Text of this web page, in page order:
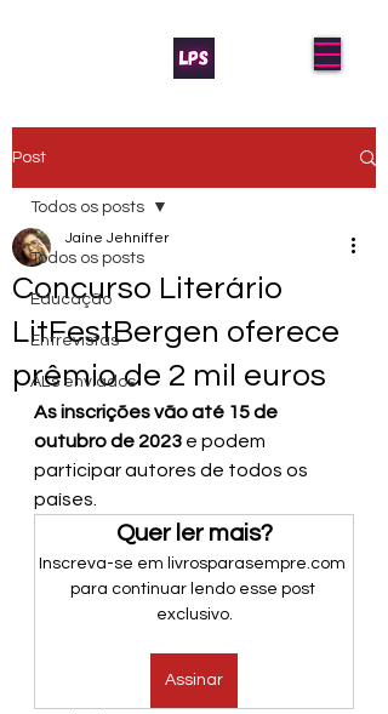
Post
Todos os posts
Educação
Entrevistas
AL's enviados
Todos os posts
Concurso Literário
LitFestBergen oferece
prêmio de 2 mil euros
Jaíne Jehniffer
As inscrições vão até 15 de
outubro de 2023 e podem
participar autores de todos os
países.
Quer ler mais?
Inscreva-se em livrosparasempre.com
para continuar lendo esse post
exclusivo.
Assinar